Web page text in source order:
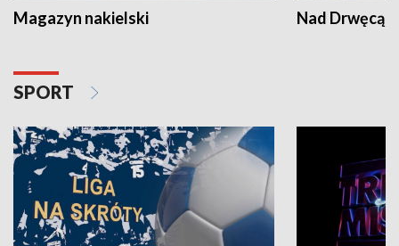
Magazyn nakielski Nad Drwęcą
SPORT